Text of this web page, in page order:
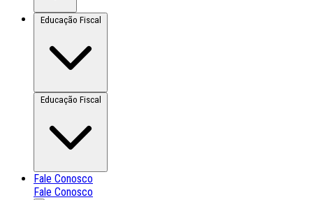
Educação Fiscal
Educação Fiscal
Fale Conosco
Fale Conosco